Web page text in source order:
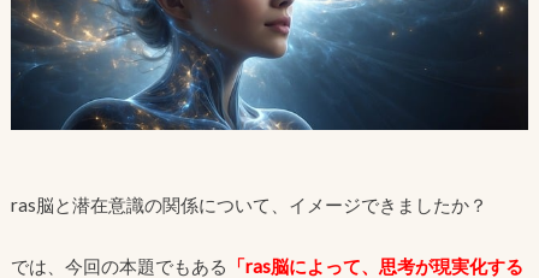
ras脳と潜在意識の関係について、イメージできましたか？
では、今回の本題でもある
「ras脳によって、思考が現実化する